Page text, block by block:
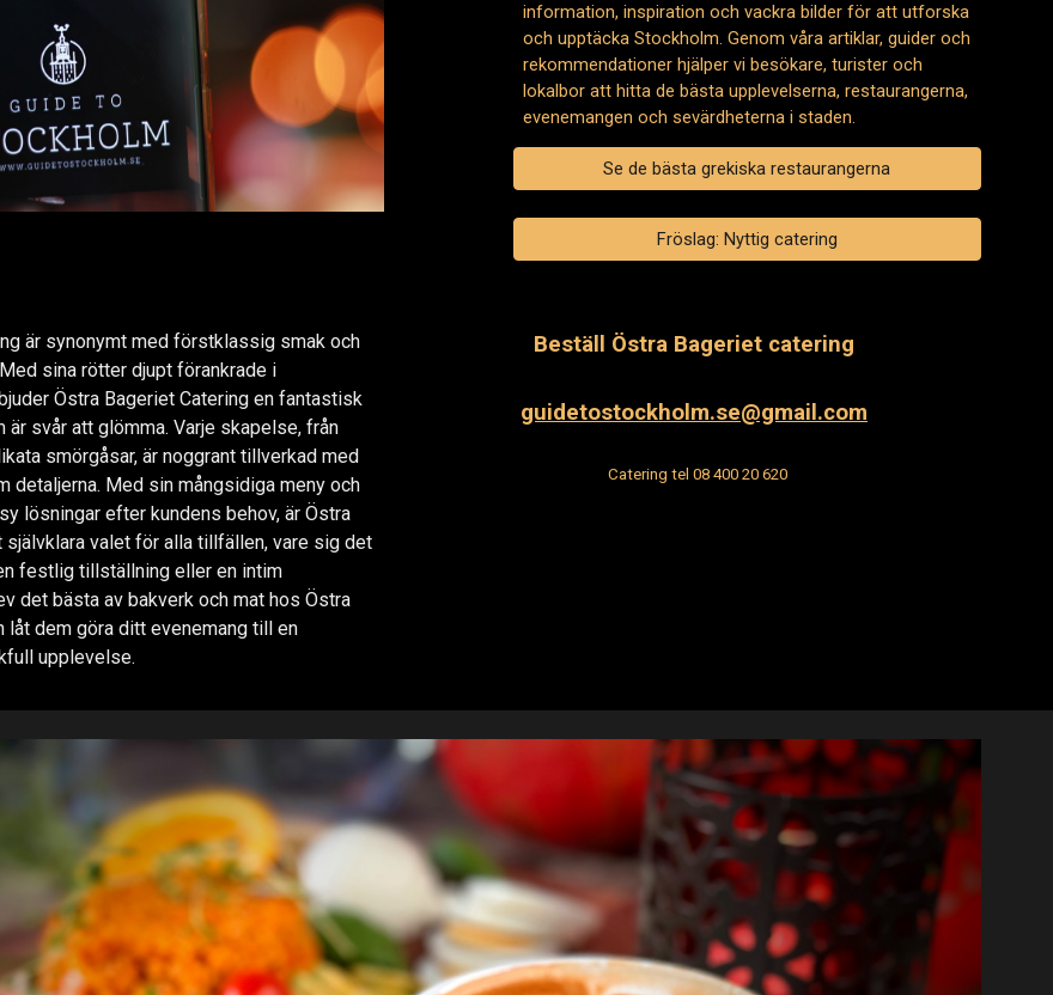
information, inspiration och vackra bilder för att utforska
och upptäcka Stockholm. Genom våra artiklar, guider och
rekommendationer hjälper vi besökare, turister och
lokalbor att hitta de bästa upplevelserna, restaurangerna,
evenemangen och sevärdheterna i staden.
Se de bästa grekiska restaurangerna
Fröslag: Nyttig catering
är synonymt med förstklassig smak och
sina rötter djupt förankrade i
Östra Bageriet Catering en fantastisk
svår att glömma. Varje skapelse, från
smörgåsar, är noggrant tillverkad med
detaljerna. Med sin mångsidiga meny och
lösningar efter kundens behov, är Östra
självklara valet för alla tillfällen, vare sig det
festlig tillställning eller en intim
det bästa av bakverk och mat hos Östra
låt dem göra ditt evenemang till en
upplevelse.
Beställ Östra Bageriet catering
guidetostockholm.se@gmail.com
Catering tel 08 400 20 620